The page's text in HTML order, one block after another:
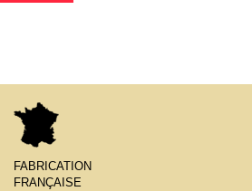
FABRICATION
FRANÇAISE